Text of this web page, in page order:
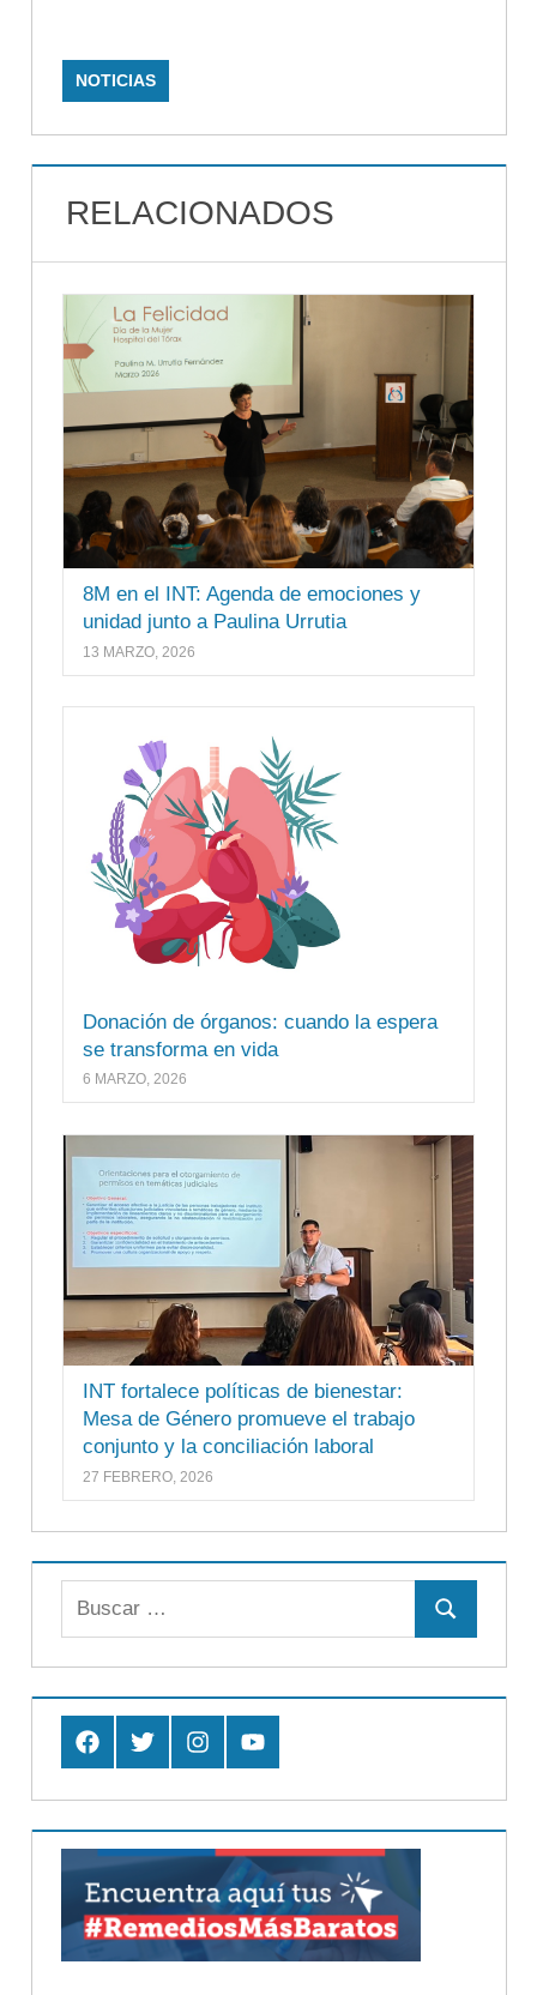
NOTICIAS
RELACIONADOS
8M en el INT: Agenda de emociones y
unidad junto a Paulina Urrutia
13 MARZO, 2026
Donación de órganos: cuando la espera
se transforma en vida
6 MARZO, 2026
INT fortalece políticas de bienestar:
Mesa de Género promueve el trabajo
conjunto y la conciliación laboral
27 FEBRERO, 2026
Buscar
FacebookTwitter InstagramYoutube